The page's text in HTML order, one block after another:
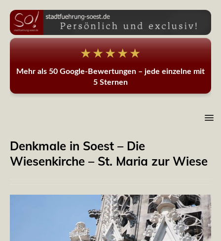
★★★★★
Mehr als 50 Google-Bewertungen – jede einzelne mit
5 Sternen
Denkmale in Soest – Die
Wiesenkirche – St. Maria zur Wiese